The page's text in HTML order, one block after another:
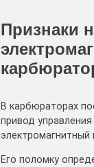
Признаки
В карбюраторах
привод
электромагнитный
Его поломку